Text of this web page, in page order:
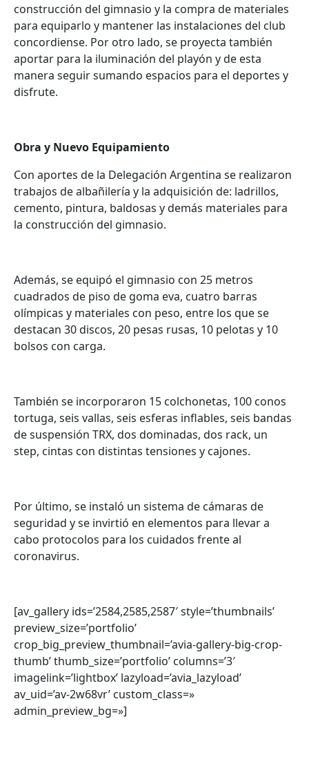
construcción del gimnasio y la compra de materiales
para equiparlo y mantener las instalaciones del club
concordiense. Por otro lado, se proyecta también
aportar para la iluminación del playón y de esta
manera seguir sumando espacios para el deportes y
disfrute.
Obra y Nuevo Equipamiento
Con aportes de la Delegación Argentina se realizaron
trabajos de albañilería y la adquisición de: ladrillos,
cemento, pintura, baldosas y demás materiales para
la construcción del gimnasio.
Además, se equipó el gimnasio con 25 metros
cuadrados de piso de goma eva, cuatro barras
olímpicas y materiales con peso, entre los que se
destacan 30 discos, 20 pesas rusas, 10 pelotas y 10
bolsos con carga.
También se incorporaron 15 colchonetas, 100 conos
tortuga, seis vallas, seis esferas inflables, seis bandas
de suspensión TRX, dos dominadas, dos rack, un
step, cintas con distintas tensiones y cajones.
Por último, se instaló un sistema de cámaras de
seguridad y se invirtió en elementos para llevar a
cabo protocolos para los cuidados frente al
coronavirus.
[av_gallery ids=’2584,2585,2587′ style=’thumbnails’
preview_size=’portfolio’
crop_big_preview_thumbnail=’avia-gallery-big-crop-
thumb’ thumb_size=’portfolio’ columns=’3′
imagelink=’lightbox’ lazyload=’avia_lazyload’
av_uid=’av-2w68vr’ custom_class=»
admin_preview_bg=»]